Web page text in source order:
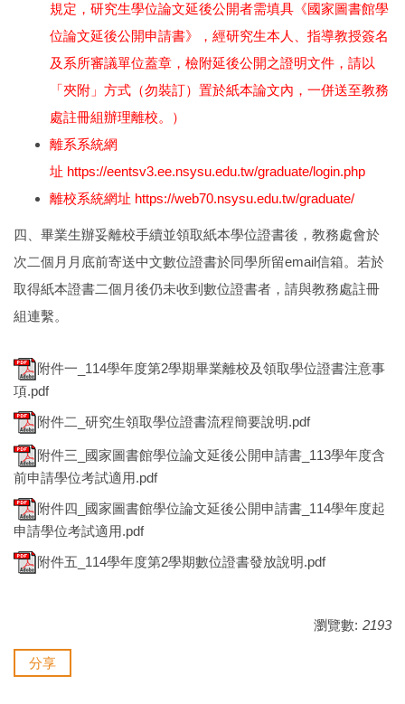
規定，研究生學位論文延後公開者需填具《國家圖書館學
位論文延後公開申請書》，經研究生本人、指導教授簽名
及系所審議單位蓋章，檢附延後公開之證明文件，請以
「夾附」方式（勿裝訂）置於紙本論文內，一併送至教務
處註冊組辦理離校。）
離系系統網
址 https://eentsv3.ee.nsysu.edu.tw/graduate/login.php
離校系統網址 https://web70.nsysu.edu.tw/graduate/
四、畢業生辦妥離校手續並領取紙本學位證書後，教務處會於
次二個月月底前寄送中文數位證書於同學所留email信箱。若於
取得紙本證書二個月後仍未收到數位證書者，請與教務處註冊
組連繫。
附件一_114學年度第2學期畢業離校及領取學位證書注意事
項.pdf
附件二_研究生領取學位證書流程簡要說明.pdf
附件三_國家圖書館學位論文延後公開申請書_113學年度含
前申請學位考試適用.pdf
附件四_國家圖書館學位論文延後公開申請書_114學年度起
申請學位考試適用.pdf
附件五_114學年度第2學期數位證書發放說明.pdf
瀏覽數: 2193
分享